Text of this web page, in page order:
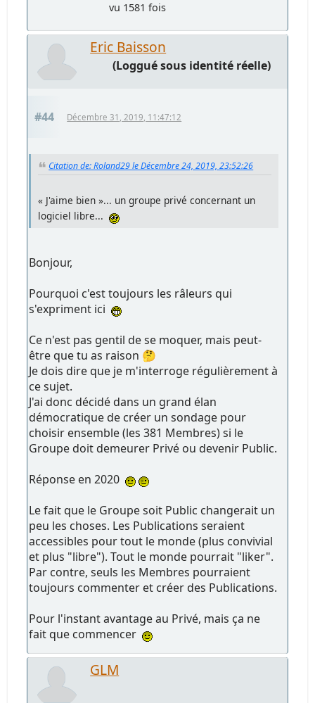
vu 1581 fois
Eric Baisson
(Loggué sous identité réelle)
#44 Décembre 31, 2019, 11:47:12
Citation de: Roland29 le Décembre 24, 2019, 23:52:26
« J'aime bien »... un groupe privé concernant un
logiciel libre...
Bonjour,
Pourquoi c'est toujours les râleurs qui
s'expriment ici
Ce n'est pas gentil de se moquer, mais peut-
être que tu as raison 🤔
Je dois dire que je m'interroge régulièrement à
ce sujet.
J'ai donc décidé dans un grand élan
démocratique de créer un sondage pour
choisir ensemble (les 381 Membres) si le
Groupe doit demeurer Privé ou devenir Public.
Réponse en 2020
Le fait que le Groupe soit Public changerait un
peu les choses. Les Publications seraient
accessibles pour tout le monde (plus convivial
et plus "libre"). Tout le monde pourrait "liker".
Par contre, seuls les Membres pourraient
toujours commenter et créer des Publications.
Pour l'instant avantage au Privé, mais ça ne
fait que commencer
GLM